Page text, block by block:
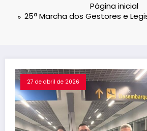
Página inicial
25ª Marcha dos Gestores e
27 de abril de 2026